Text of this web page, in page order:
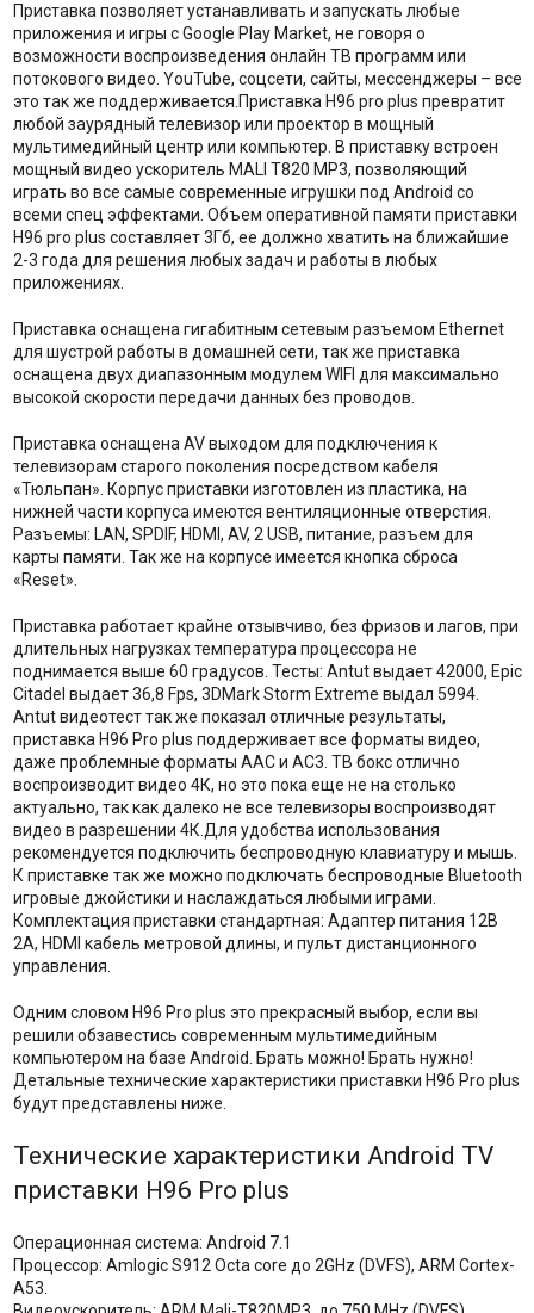
Приставка позволяет устанавливать и запускать любые
приложения и игры с Google Play Market, не говоря о
возможности воспроизведения онлайн ТВ программ или
потокового видео. YouTube, соцсети, сайты, мессенджеры – все
это так же поддерживается.Приставка H96 pro plus превратит
любой заурядный телевизор или проектор в мощный
мультимедийный центр или компьютер. В приставку встроен
мощный видео ускоритель MALI T820 MP3, позволяющий
играть во все самые современные игрушки под Android со
всеми спец эффектами. Объем оперативной памяти приставки
H96 pro plus составляет 3Гб, ее должно хватить на ближайшие
2-3 года для решения любых задач и работы в любых
приложениях.
Приставка оснащена гигабитным сетевым разъемом Ethernet
для шустрой работы в домашней сети, так же приставка
оснащена двух диапазонным модулем WIFI для максимально
высокой скорости передачи данных без проводов.
Приставка оснащена AV выходом для подключения к
телевизорам старого поколения посредством кабеля
«Тюльпан». Корпус приставки изготовлен из пластика, на
нижней части корпуса имеются вентиляционные отверстия.
Разъемы: LAN, SPDIF, HDMI, AV, 2 USB, питание, разъем для
карты памяти. Так же на корпусе имеется кнопка сброса
«Reset».
Приставка работает крайне отзывчиво, без фризов и лагов, при
длительных нагрузках температура процессора не
поднимается выше 60 градусов. Тесты: Antut выдает 42000, Epic
Citadel выдает 36,8 Fps, 3DMark Storm Extreme выдал 5994.
Antut видеотест так же показал отличные результаты,
приставка H96 Pro plus поддерживает все форматы видео,
даже проблемные форматы AAC и AC3. ТВ бокс отлично
воспроизводит видео 4К, но это пока еще не на столько
актуально, так как далеко не все телевизоры воспроизводят
видео в разрешении 4К.Для удобства использования
рекомендуется подключить беспроводную клавиатуру и мышь.
К приставке так же можно подключать беспроводные Bluetooth
игровые джойстики и наслаждаться любыми играми.
Комплектация приставки стандартная: Адаптер питания 12В
2А, HDMI кабель метровой длины, и пульт дистанционного
управления.
Одним словом H96 Pro plus это прекрасный выбор, если вы
решили обзавестись современным мультимедийным
компьютером на базе Android. Брать можно! Брать нужно!
Детальные технические характеристики приставки H96 Pro plus
будут представлены ниже.
Технические характеристики Android TV
приставки H96 Pro plus
Операционная система: Android 7.1
Процессор: Amlogic S912 Octa core до 2GHz (DVFS), ARM Cortex-
A53.